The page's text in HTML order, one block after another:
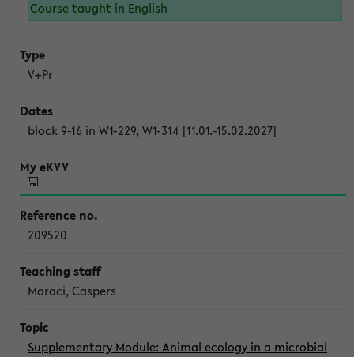
Course taught in English
V+Pr
block 9-16 in W1-229, W1-314 [11.01.-15.02.2027]
209520
Maraci, Caspers
Supplementary Module: Animal ecology in a microbial